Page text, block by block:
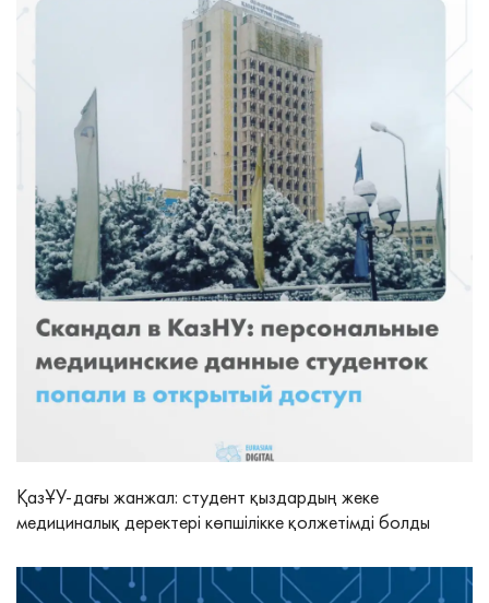
ҚазҰУ-дағы жанжал: студент қыздардың жеке
медициналық деректері көпшілікке қолжетімді болды